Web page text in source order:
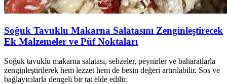
Soğuk Tavuklu Makarna Salatasını Zenginleştirecek
Ek Malzemeler ve Püf Noktaları
Soğuk tavuklu makarna salatası, sebzeler, peynirler ve baharatlarla
zenginleştirilerek hem lezzet hem de besin değeri artırılabilir. Sos ve
bağlayıcılarla dengeli bir tat elde edilir.